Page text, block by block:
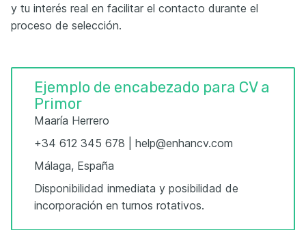
y tu interés real en facilitar el contacto durante el
proceso de selección.
Ejemplo de encabezado para CV a
Primor
Maaría Herrero
+34 612 345 678 | help@enhancv.com
Málaga, España
Disponibilidad inmediata y posibilidad de
incorporación en turnos rotativos.